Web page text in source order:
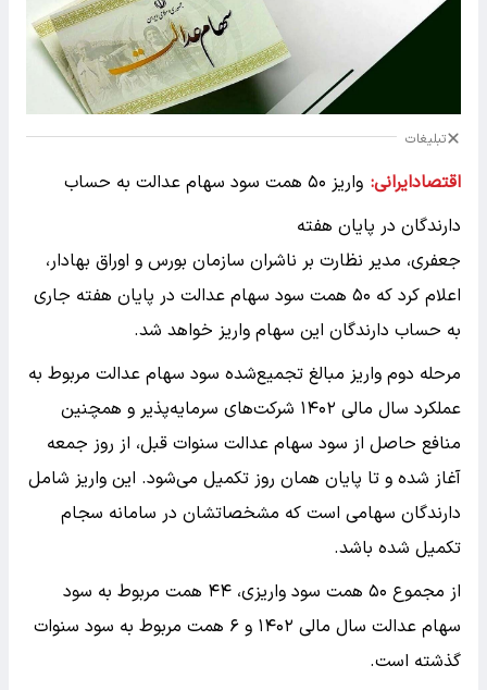
تبلیغات
اقتصادایرانی:
واریز ۵۰ همت سود سهام عدالت به حساب
دارندگان در پایان هفته
جعفری، مدیر نظارت بر ناشران سازمان بورس و اوراق بهادار،
اعلام کرد که ۵۰ همت سود سهام عدالت در پایان هفته جاری
به حساب دارندگان این سهام واریز خواهد شد.
مرحله دوم واریز مبالغ تجمیع‌شده سود سهام عدالت مربوط به
عملکرد سال مالی ۱۴۰۲ شرکت‌های سرمایه‌پذیر و همچنین
منافع حاصل از سود سهام عدالت سنوات قبل، از روز جمعه
آغاز شده و تا پایان همان روز تکمیل می‌شود. این واریز شامل
دارندگان سهامی است که مشخصاتشان در سامانه سجام
تکمیل شده باشد.
از مجموع ۵۰ همت سود واریزی، ۴۴ همت مربوط به سود
سهام عدالت سال مالی ۱۴۰۲ و ۶ همت مربوط به سود سنوات
گذشته است.